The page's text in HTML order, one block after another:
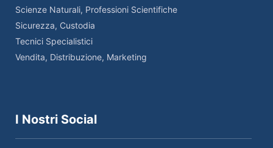
Scienze Naturali, Professioni Scientifiche
Sicurezza, Custodia
Tecnici Specialistici
Vendita, Distribuzione, Marketing
I Nostri Social